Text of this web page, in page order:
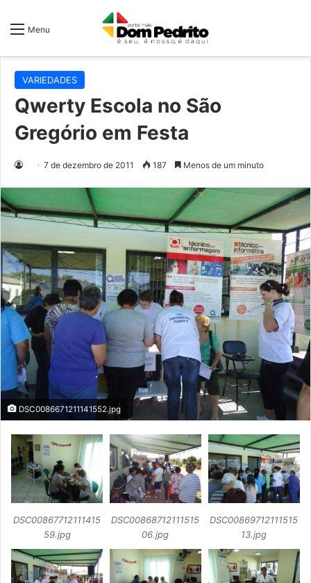
Menu
VARIEDADES
Qwerty Escola no São
Gregório em Festa
7 de dezembro de 2011 187 Menos de um minuto
DSC0086671211141552.jpg
DSC00867712111415
59.jpg
DSC00868712111515
06.jpg
DSC00869712111515
13.jpg